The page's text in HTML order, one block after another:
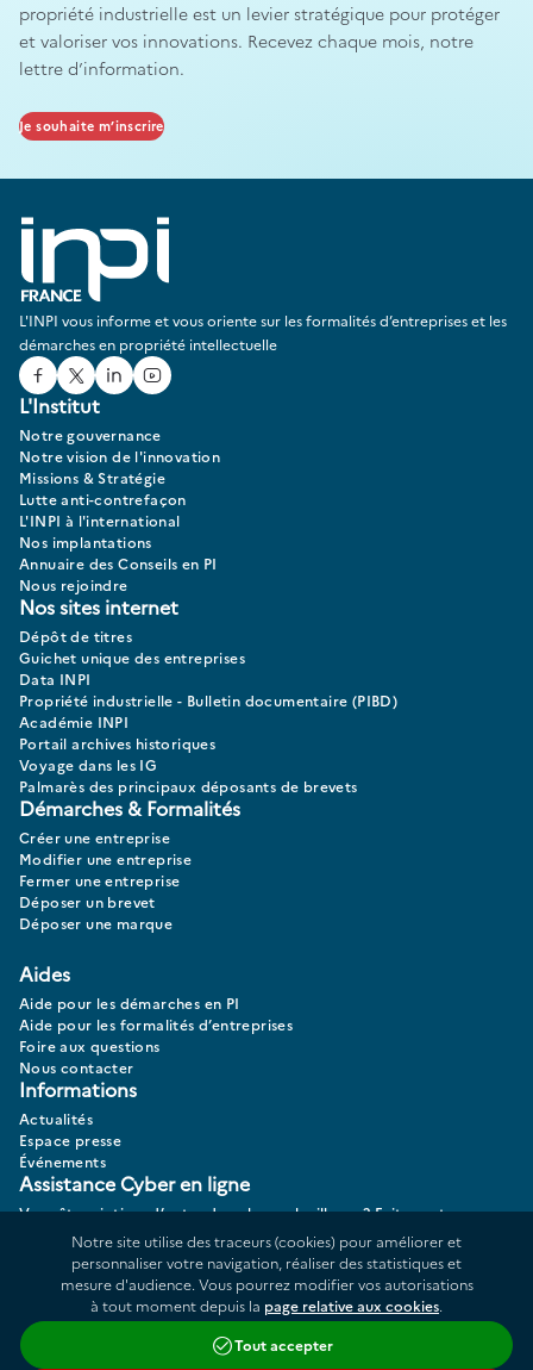
propriété industrielle est un levier stratégique pour protéger
et valoriser vos innovations. Recevez chaque mois, notre
lettre d’information.
Je souhaite m’inscrire
L'INPI vous informe et vous oriente sur les formalités d’entreprises et les
démarches en propriété intellectuelle
Facebook
TwitterLinked In
Youtube
L'Institut
Notre gouvernance
Notre vision de l'innovation
Missions & Stratégie
Lutte anti-contrefaçon
L'INPI à l'international
Nos implantations
Annuaire des Conseils en PI
Nous rejoindre
Nos sites internet
Dépôt de titres
Guichet unique des entreprises
Data INPI
Propriété industrielle - Bulletin documentaire (PIBD)
Académie INPI
Portail archives historiques
Voyage dans les IG
Palmarès des principaux déposants de brevets
Démarches & Formalités
Créer une entreprise
Modifier une entreprise
Fermer une entreprise
Déposer un brevet
Déposer une marque
Aides
Aide pour les démarches en PI
Aide pour les formalités d’entreprises
Foire aux questions
Nous contacter
Informations
Actualités
Espace presse
Événements
Assistance Cyber en ligne
Vous êtes victime d’actes de cybermalveillance? Faites votre
Données personnelles
Plan du site
Répertoire des informations publiques
Notre site utilise des traceurs (cookies) pour améliorer et
personnaliser votre navigation, réaliser des statistiques et
mesure d'audience. Vous pourrez modifier vos autorisations
à tout moment depuis la page relative aux cookies
Tout accepter